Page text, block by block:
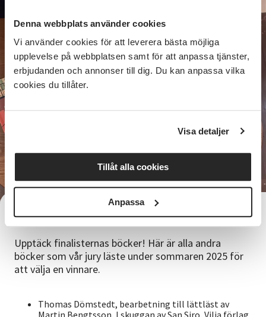
Denna webbplats använder cookies
Vi använder cookies för att leverera bästa möjliga
upplevelse på webbplatsen samt för att anpassa tjänster,
erbjudanden och annonser till dig. Du kan anpassa vilka
cookies du tillåter.
Visa detaljer
Tillåt alla cookies
Anpassa
Tips på lättlästa böcker
Upptäck finalisternas böcker! Här är alla andra
böcker som vår jury läste under sommaren 2025 för
att välja en vinnare.
Thomas Dömstedt, bearbetning till lättläst av